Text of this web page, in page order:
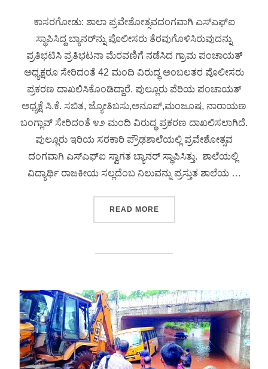
ಕಾಸರಗೋಡು: ಶಾಲಾ ಪ್ರವೇಶೋತ್ಸವದಂಗವಾಗಿ ಎಸ್‌ಎಫ್‌ಐ
ಸ್ಥಾಪಿಸಿದ್ದ ಬ್ಯಾನರ್‌ನ್ನು ಪೊಲೀಸರು ತೆರವುಗೊಳಿಸಿರುವುದನ್ನು
ಪ್ರತಿಭಟಿಸಿ ಪ್ರತಿಭಟನಾ ಮೆರವಣಿಗೆ ನಡೆಸಿದ ಗ್ರಾಮ ಪಂಚಾಯತ್
ಅಧ್ಯಕ್ಷರೂ ಸೇರಿದಂತೆ 42 ಮಂದಿ ವಿರುದ್ಧ ಅಂಬಲತರ ಪೊಲೀಸರು
ಪ್ರಕರಣ ದಾಖಲಿಸಿಕೊಂಡಿದ್ದಾರೆ. ಪುಲ್ಲೂರು ಪೆರಿಯ ಪಂಚಾಯತ್
ಅಧ್ಯಕ್ಷೆ ಸಿ.ಕೆ. ಸಬಿತ, ಜ್ಯೋತಿಬಸು,ಅನೂಪ್,ಮಂಜೂಷ, ನಾರಾಯಣ
ಬಂಗ್ಲಾವ್ ಸೇರಿದಂತೆ ೪೨ ಮಂದಿ ವಿರುದ್ಧ ಪ್ರಕರಣ ದಾಖಲಿಸಲಾಗಿದೆ.
ಪುಲ್ಲೂರು ಇರಿಯ ಸರಕಾರಿ ಪ್ರೌಢಶಾಲೆಯಲ್ಲಿ ಪ್ರವೇಶೋತ್ಸವ
ದಂಗವಾಗಿ ಎಸ್‌ಎಫ್‌ಐ ಸ್ವಾಗತ ಬ್ಯಾನರ್ ಸ್ಥಾಪಿಸಿತ್ತು. ಶಾಲೆಯಲ್ಲಿ
ವಿದ್ಯಾರ್ಥಿ ರಾಜಕೀಯ ಸಲ್ಲದೆಂಬ ನಿಲುವನ್ನು ಪ್ರಸ್ತುತ ಶಾಲೆಯ …
READ MORE